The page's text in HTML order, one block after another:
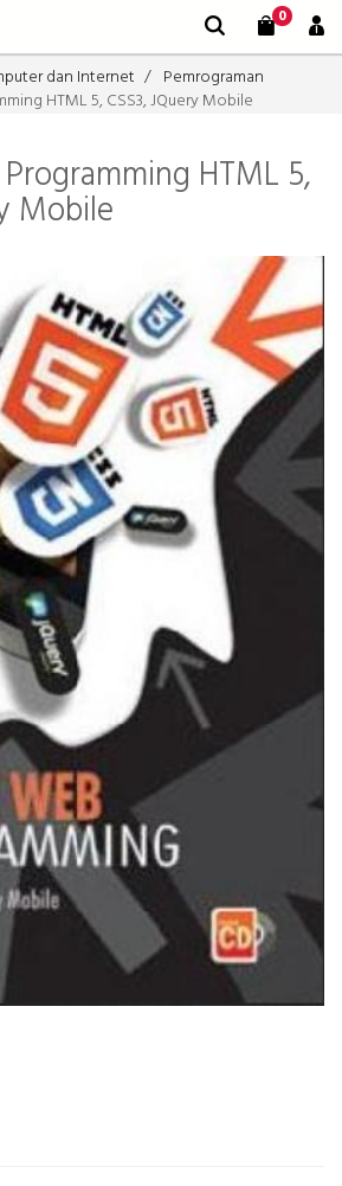
0
dan Internet
Pemrograman
HTML 5, CSS3, JQuery Mobile
HTML 5,
Mobile